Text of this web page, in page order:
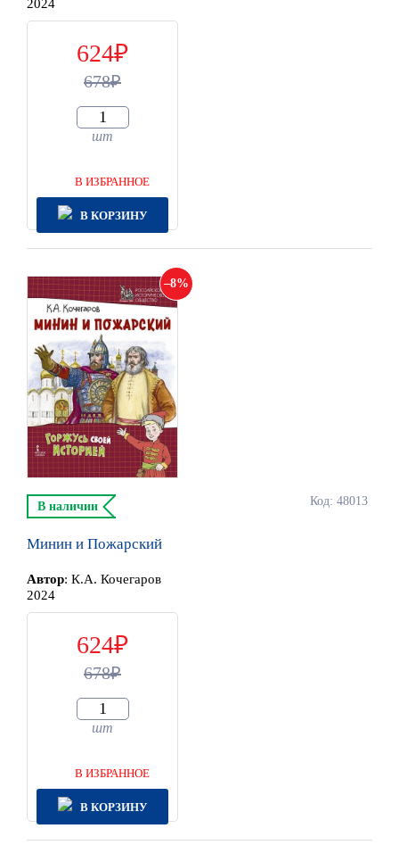
2024
624
678
шт
В ИЗБРАННОЕ
В КОРЗИНУ
8
Код: 48013
В наличии
Минин и Пожарский
Автор: К.А. Кочегаров
2024
624
678
шт
В ИЗБРАННОЕ
В КОРЗИНУ